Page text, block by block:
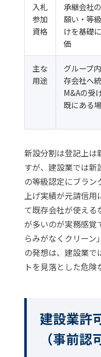
入札
参加
資格
承継会社
願い・等
けを基礎
価
主な
用途
グループ
存会社へ統
M&Aの受
既にある
新設分割は登記上は
すが、建設業では新
の等級認定にブラ
上げ実績が元請信
て既存会社が使える
が多いのが実務感覚
らみがなくクリーン
の発想は、建設業で
トを見落とした危険
建設業許
（事前